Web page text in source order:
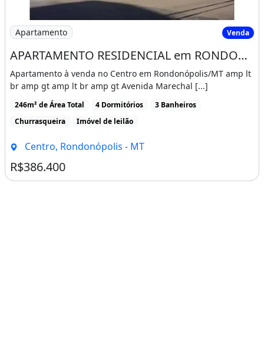
Imagem: APARTAMENTO RESIDENCIAL em
Apartamento Venda
APARTAMENTO RESIDENCIAL em RONDONÓPOLIS - MT, CENTRO
Apartamento à venda no Centro em Rondonópolis/MT amp lt
br amp gt amp lt br amp gt Avenida Marechal [...]
246m² de Área Total 4 Dormitórios
3 Banheiros
Churrasqueira
Imóvel de leilão
Centro, Rondonópolis - MT
R$386.400